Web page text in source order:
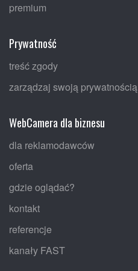
premium
Prywatność
treść zgody
zarządzaj swoją prywatnością
WebCamera dla biznesu
dla reklamodawców
oferta
gdzie oglądać?
kontakt
referencje
kanały FAST